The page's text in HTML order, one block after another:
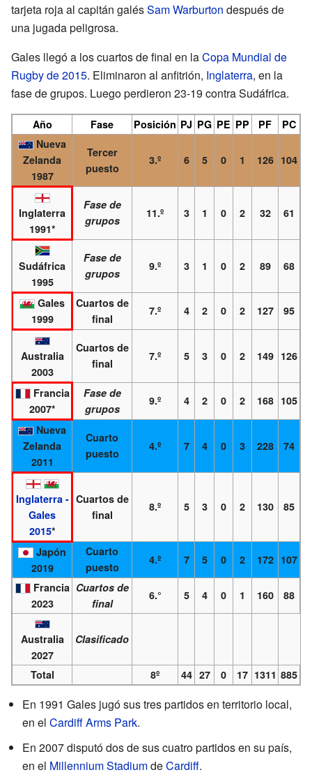
tarjeta roja al capitán galésSam Warburton después de
una jugada peligrosa.
Gales llegó a los cuartos de final en laCopa Mundial de
Rugby de 2015. Eliminaron al anfitrión, Inglaterra, en la
fase de grupos. Luego perdieron 23-19 contra Sudáfrica.
Año Fase Posición PJ PG PE PP PF
PC
Nueva
Zelanda
1987
Tercer
puesto
3.º 6 5 0 1 126 104
Inglaterra
1991*
Fase de
grupos
11.º 3 1 0 2 32 61
Sudáfrica
1995
Fase de
grupos
9.º 3 1 0 2 89 68
Gales
1999
Cuartos de
final
7.º 4 2 0 2 127 95
Australia
2003
Cuartos de
final
7.º 5 3 0 2 149 126
Francia
2007*
Fase de
grupos
9.º 4 2 0 2 168 105
Nueva
Zelanda
2011
Cuarto
puesto
4.º 7 4 0 3 228 74
Inglaterra -
Gales
2015*
Cuartos de
final
8.º 5 3 0 2 130 85
Japón
2019
Cuarto
puesto
4.º 7 5 0 2 172 107
Francia
2023
Cuartos de
final
6.° 5 4 0 1 160 88
Australia
2027
Clasificado
Total 8º 44 27 0 17 1311 885
En 1991 Gales jugó sus tres partidos en territorio local,
en el Cardiff Arms Park.
En 2007 disputó dos de sus cuatro partidos en su país,
en el Millennium StadiumdeCardiff.